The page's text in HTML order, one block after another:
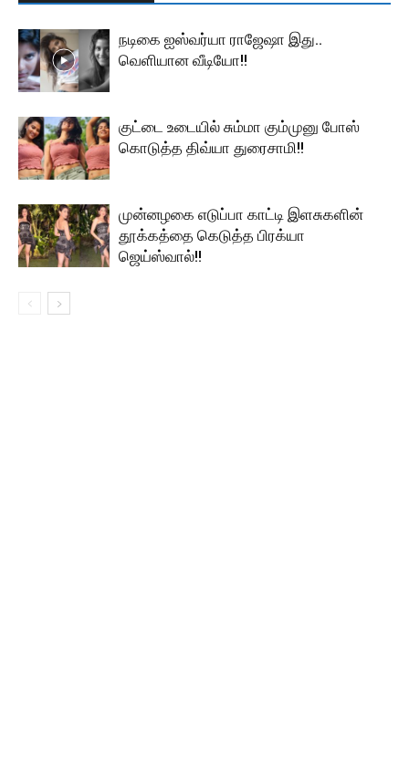
நடிகை ஐஸ்வர்யா ராஜேஷா இது..
வெளியான வீடியோ!!
குட்டை உடையில் சும்மா கும்முனு போஸ்
கொடுத்த திவ்யா துரைசாமி!!
முன்னழகை எடுப்பா காட்டி இளசுகளின்
தூக்கத்தை கெடுத்த பிரக்யா
ஜெய்ஸ்வால்!!